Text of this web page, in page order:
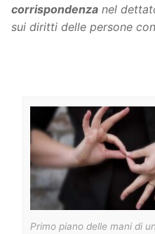
corrispondenza nel
sui diritti delle persone
Primo piano delle mani di